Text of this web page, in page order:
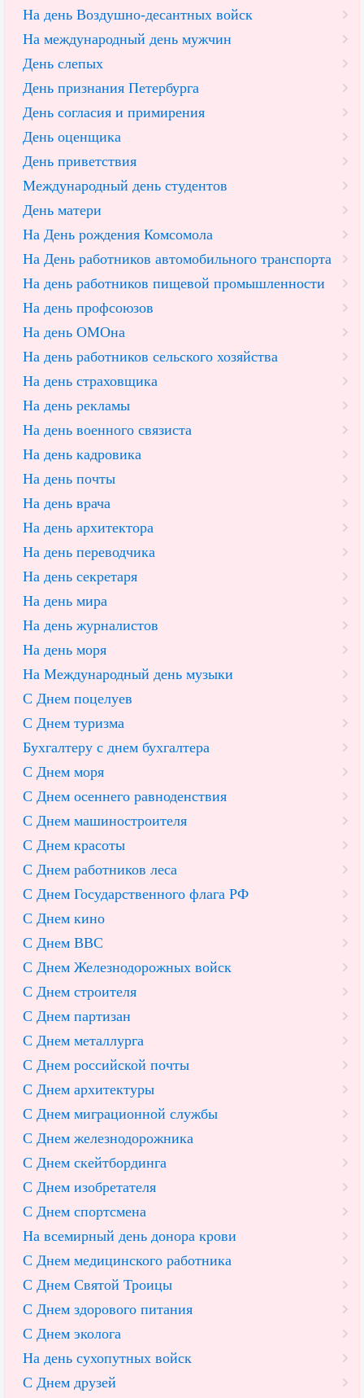
На день Воздушно-десантных войск
На международный день мужчин
День слепых
День признания Петербурга
День согласия и примирения
День оценщика
День приветствия
Международный день студентов
День матери
На День рождения Комсомола
На День работников автомобильного транспорта
На день работников пищевой промышленности
На день профсоюзов
На день ОМОна
На день работников сельского хозяйства
На день страховщика
На день рекламы
На день военного связиста
На день кадровика
На день почты
На день врача
На день архитектора
На день переводчика
На день секретаря
На день мира
На день журналистов
На день моря
На Международный день музыки
С Днем поцелуев
С Днем туризма
Бухгалтеру с днем бухгалтера
С Днем моря
С Днем осеннего равноденствия
С Днем машиностроителя
С Днем красоты
С Днем работников леса
С Днем Государственного флага РФ
С Днем кино
С Днем ВВС
С Днем Железнодорожных войск
С Днем строителя
С Днем партизан
С Днем металлурга
С Днем российской почты
С Днем архитектуры
С Днем миграционной службы
С Днем железнодорожника
С Днем скейтбординга
С Днем изобретателя
С Днем спортсмена
На всемирный день донора крови
С Днем медицинского работника
С Днем Святой Троицы
С Днем здорового питания
С Днем эколога
На день сухопутных войск
С Днем друзей